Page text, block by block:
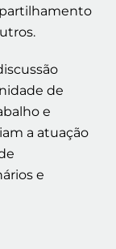
de
e
a atuação
e